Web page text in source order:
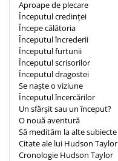
Despre afaceri
Dezvoltare personala
Leadership
Mediu
Sanatate / nutritie
Aproape de plecare
Începutul credinței
Începe călătoria
Începutul încrederii
Începutul furtunii
Începutul scrisorilor
Începutul dragostei
Se naște o viziune
Începutul încercărilor
Un sfârșit sau un început?
O nouă aventură
Să medităm la alte subiecte
Citate ale lui Hudson Taylor
Cronologie Hudson Taylor